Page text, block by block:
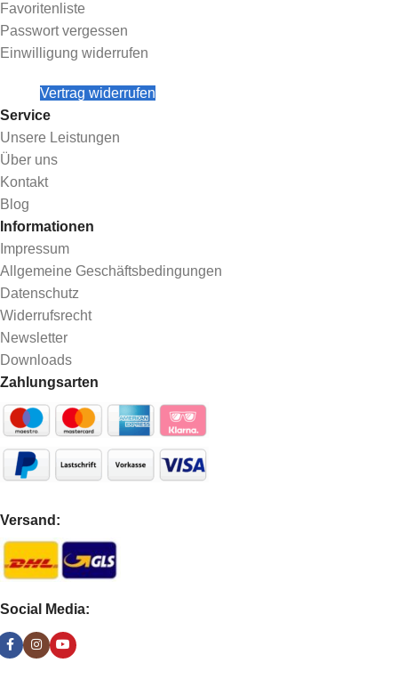
Favoritenliste
Passwort vergessen
Einwilligung widerrufen
Vertrag widerrufen
Service
Unsere Leistungen
Über uns
Kontakt
Blog
Informationen
Impressum
Allgemeine Geschäftsbedingungen
Datenschutz
Widerrufsrecht
Newsletter
Downloads
Zahlungsarten
Versand:
Social Media: